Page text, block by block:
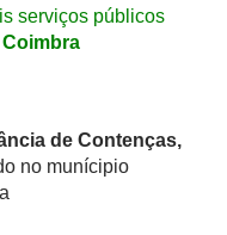
serviços públicos
Coimbra
de Contenças,
no munícipio